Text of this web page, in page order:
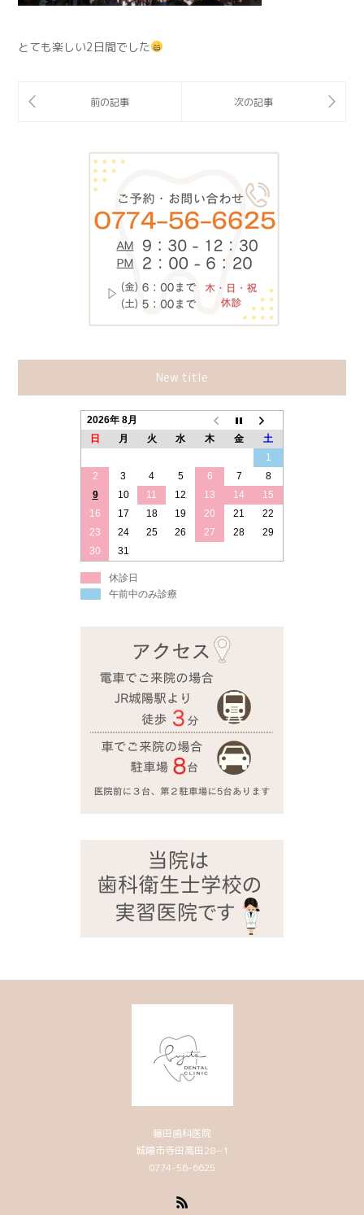
とても楽しい2日間でした
New title
2026年 8月
日
月 火 水 木 金
土
1
2
3 4 5 6 7
8
9
10 11 12 13 14
15
16
17 18 19 20 21
22
23
24 25 26 27 28
29
30
31
休診日
午前中のみ診療
藤田歯科医院
城陽市寺田高田28−1
0774-56-6625